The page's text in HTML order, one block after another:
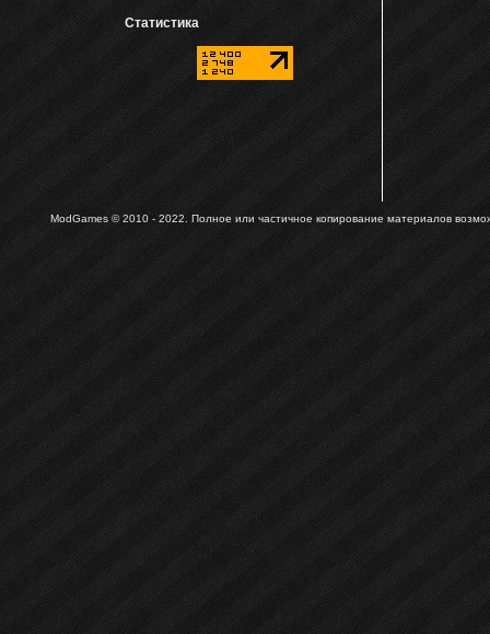
Статистика
ModGames © 2010 - 2022. Полное или частичное копирование материалов